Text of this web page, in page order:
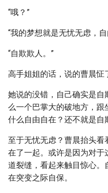
“哦？”
“我的梦想就是无忧无虑，
“自欺欺人。”
高手姐姐的话，说的曹晨怔
她说的没错，自己确实是
么一个巴掌大的破地方，
什么自由自在？还不就是自
至于无忧无虑？曹晨抬头
在了一起。或许是因为对
道裂缝，看起来触目惊心
在突变之际自保。